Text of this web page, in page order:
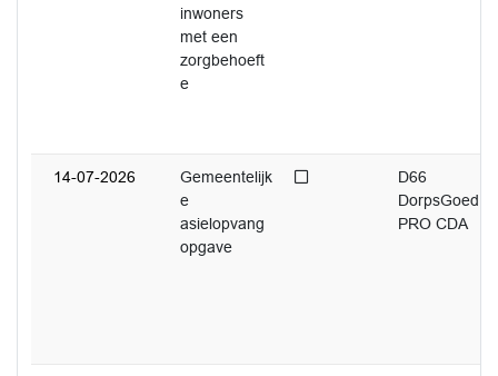
inwoners
met een
zorgbehoeft
e
14-07-2026
Gemeentelijk
e
asielopvang
opgave
Niet afgedaanD66
DorpsGoed
PRO CDA